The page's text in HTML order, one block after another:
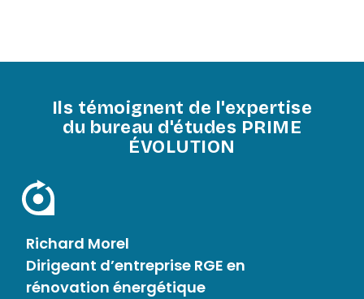
Ils témoignent de l'expertise
du bureau d'études PRIME
ÉVOLUTION
Richard Morel
Dirigeant d’entreprise RGE en
rénovation énergétique